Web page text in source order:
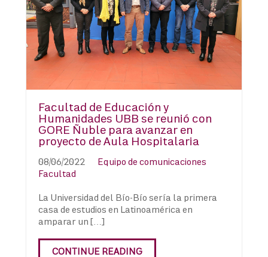
Facultad de Educación y
Humanidades UBB se reunió con
GORE Ñuble para avanzar en
proyecto de Aula Hospitalaria
08/06/2022
Equipo de comunicaciones
Facultad
La Universidad del Bío-Bío sería la primera
casa de estudios en Latinoamérica en
amparar un […]
CONTINUE READING